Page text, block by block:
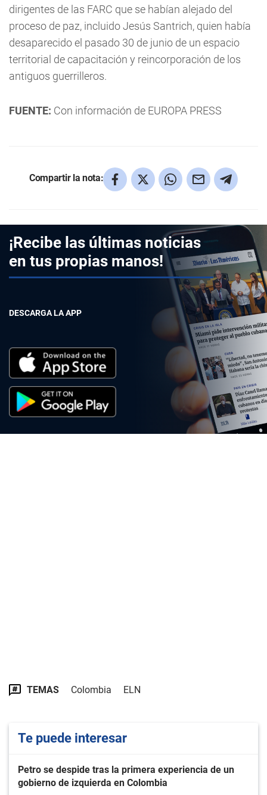
dirigentes de las FARC que se habían alejado del
proceso de paz, incluido Jesús Santrich, quien había
desaparecido el pasado 30 de junio de un espacio
territorial de capacitación y reincorporación de los
antiguos guerrilleros.
FUENTE: Con información de EUROPA PRESS
Compartir la nota:
¡Recibe las últimas noticias
en tus propias manos!
DESCARGA LA APP
TEMAS Colombia ELN
Te puede interesar
Petro se despide tras la primera experiencia de un
gobierno de izquierda en Colombia